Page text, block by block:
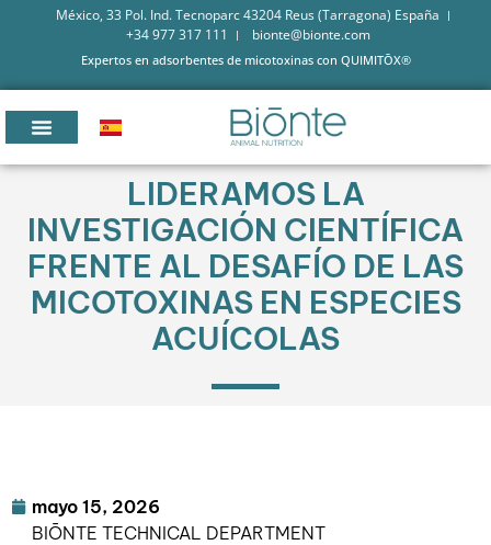
México, 33 Pol. Ind. Tecnoparc 43204 Reus (Tarragona) España
+34 977 317 111
bionte@bionte.com
Expertos en adsorbentes de micotoxinas con QUIMITŌX®
LIDERAMOS LA
INVESTIGACIÓN CIENTÍFICA
FRENTE AL DESAFÍO DE LAS
MICOTOXINAS EN ESPECIES
ACUÍCOLAS
mayo 15, 2026
BIŌNTE TECHNICAL DEPARTMENT